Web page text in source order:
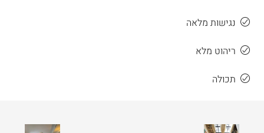
נגישות מלאה
ריהוט מלא
תכולה